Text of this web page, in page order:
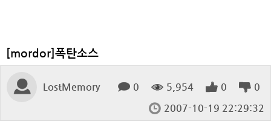
[mordor]폭탄소스
LostMemory 0 5,954 0
0
2007-10-19 22:29:32